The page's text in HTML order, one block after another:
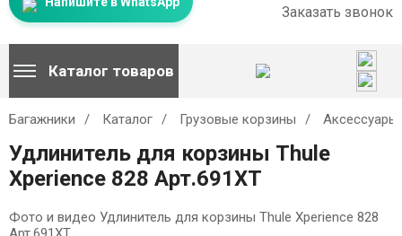
Заказать звонок
Каталог товаров
Багажники Каталог Грузовые корзины Аксессуары
Удлинитель для корзины Thule
Xperience 828 Арт.691XT
Фото и видео Удлинитель для корзины Thule Xperience 828